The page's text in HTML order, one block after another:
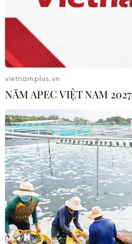
vietnamplus.vn
NĂM APEC VIỆT NAM 2027